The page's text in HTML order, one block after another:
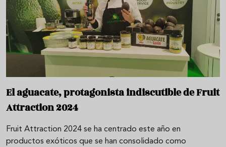
El aguacate, protagonista indiscutible de Fruit
Attraction 2024
Fruit Attraction 2024 se ha centrado este año en
productos exóticos que se han consolidado como